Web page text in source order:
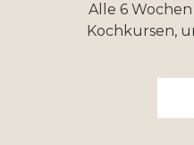
Alle 6
Kochkursen,